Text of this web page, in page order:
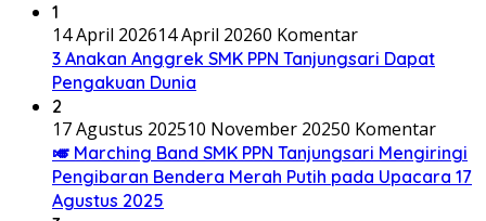
1
14 April 202614 April 20260 Komentar
3 Anakan Anggrek SMK PPN Tanjungsari Dapat
Pengakuan Dunia
2
17 Agustus 202510 November 20250 Komentar
🎺 Marching Band SMK PPN Tanjungsari Mengiringi
Pengibaran Bendera Merah Putih pada Upacara 17
Agustus 2025